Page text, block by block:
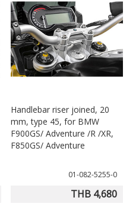
Handlebar riser joined, 20
mm, type 45, for BMW
F900GS/ Adventure /R /XR,
F850GS/ Adventure
01-082-5255-0
THB 4,680